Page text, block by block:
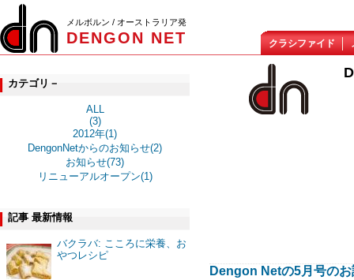
メルボルン / オーストラリア発
DENGON NET クラシファイド
カテゴリ－
ALL
(3)
2012年(1)
DengonNetからのお知らせ(2)
お知らせ(73)
リニューアルオープン(1)
記事 最新情報
バクラバ: こころに栄養、お
やつレシピ
Dengon Netの5月号のお